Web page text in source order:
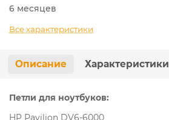
6 месяцев
Все характеристики
Описание Характеристики
Петли для ноутбуков:
HP Pavilion DV6-6000